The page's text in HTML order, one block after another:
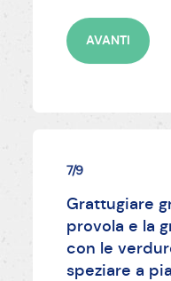
AVANTI
7/9
Grattugiare
provola e la
con le
speziare a